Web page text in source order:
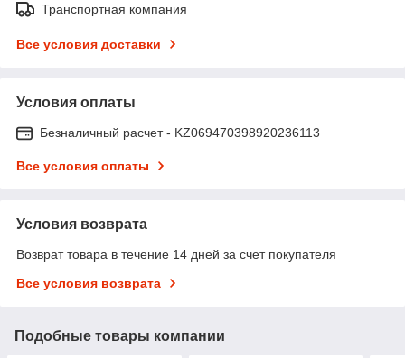
Транспортная компания
Все условия доставки
Условия оплаты
Безналичный расчет - KZ069470398920236113
Все условия оплаты
Условия возврата
Возврат товара в течение 14 дней за счет покупателя
Все условия возврата
Подобные товары компании